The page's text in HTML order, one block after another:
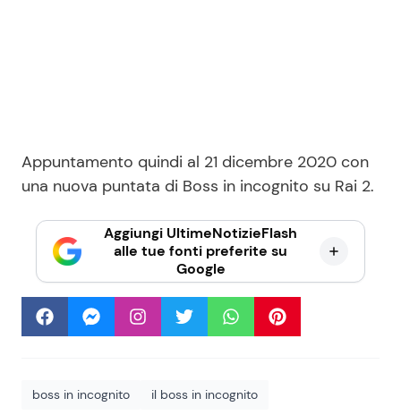
Appuntamento quindi al 21 dicembre 2020 con
una nuova puntata di Boss in incognito su Rai 2.
Aggiungi UltimeNotizieFlash
alle tue fonti preferite su
Google
boss in incognito il boss in incognito